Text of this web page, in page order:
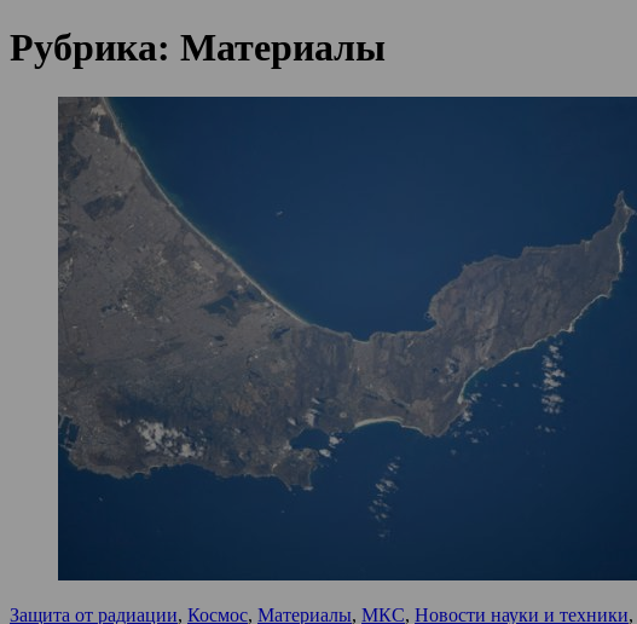
Рубрика: Материалы
Защита от радиации, Космос, Материалы, МКС, Новости науки и техники,